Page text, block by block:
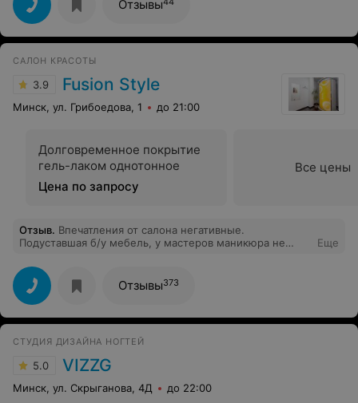
и митусятся.Очень уютно, душевно, спокойно, очень
располагающая обстановка, большой выбор
лаков...одних красных больше 30))) маникюр делала
Довольна и рекомендую!
Отзывы
САЛОН КРАСОТЫ
3.9 Fusion Style
Минск, ул. Грибоедова, 1 до 21:00
Долговременное покрытие
гель-лаком однотонное
Цена по запросу
Все цены
Отзыв. Впечатления от салона негативные.
Подуставшая б/у мебель, у мастеров маникюра не
долговременным покрытием. Мастер не полностью
сняла мою старую базу, которая была молочного цвета
и конрастировала с цветом натурального отросшего
ногтя. Вместо того, чтобы под гель лак сделать
нормальную базу, покрыла ногти тонким прозрачным
на ногтях и по цвету и по рельефу. В обработке ногтей
из аппаратного маникюра - отодвинуть кутикулу. С
таким качеством услуг удивляюсь, что в аккаунте
инстаграм они пишут о каких-то постоянных клиентах
Еще
Отзывы373
СТУДИЯ ДИЗАЙНА НОГТЕЙ
5.0 VIZZG
Минск, ул. Скрыганова, 4Д до 22:00